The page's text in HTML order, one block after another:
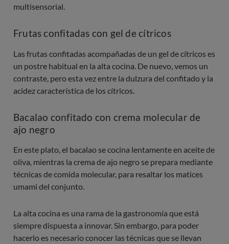
multisensorial.
Frutas confitadas con gel de cítricos
Las frutas confitadas acompañadas de un gel de cítricos es
un postre habitual en la alta cocina. De nuevo, vemos un
contraste, pero esta vez entre la dulzura del confitado y la
acidez característica de los cítricos.
Bacalao confitado con crema molecular de
ajo negro
En este plato, el bacalao se cocina lentamente en aceite de
oliva, mientras la crema de ajo negro se prepara mediante
técnicas de comida molecular, para resaltar los matices
umami del conjunto.
La alta cocina es una rama de la gastronomía que está
siempre dispuesta a innovar. Sin embargo, para poder
hacerlo es necesario conocer las técnicas que se llevan